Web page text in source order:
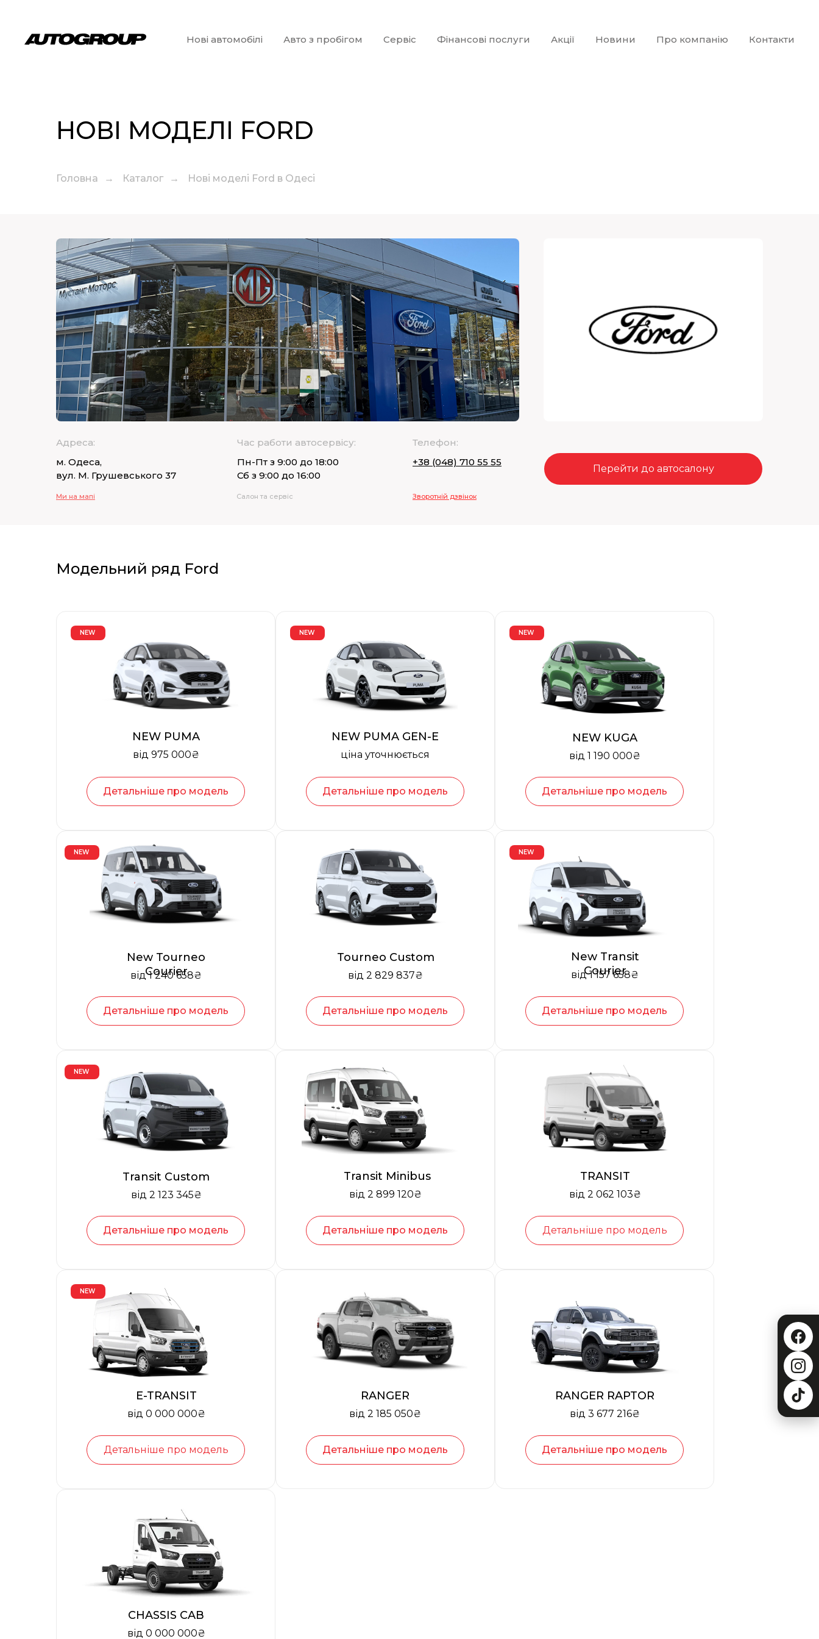
Нові автомобілі Авто з пробігом Сервіс Фінансові послуги Акції Новини Про компанію Контакти
НОВІ МОДЕЛІ FORD
Головна → Каталог → Нові моделі Ford в Одесі
Перейти до автосалону
Салон та сервіс
Пн-Пт з 9:00 до 18:00
Сб з 9:00 до 16:00
Час работи автосервісу:
+38 (048) 710 55 55
Телефон:
Зворотній дзвінок
м. Одеса,
вул. М. Грушевського 37
Адреса:
Ми на мапі
Модельний ряд Ford
Детальніше про модель
NEW PUMA
від 975 000₴
NEW
Детальніше про модель
NEW PUMA GEN-E
ціна уточнюється
NEW
Детальніше про модель
NEW
від 1 190 000₴
NEW KUGA
Детальніше про модель
New Tourneo
Courier
від 1 240 658₴
NEW
Детальніше про модель
Tourneo Custom
від 2 829 837₴
New Transit
Courier
Детальніше про модель
від 1 157 658₴
NEW
Детальніше про модель
Transit Custom
від 2 123 345₴
NEW
Transit Minibus
Детальніше про модель
від 2 899 120₴
TRANSIT
Детальніше про модель
від 2 062 103₴
E-TRANSIT
Детальніше про модель
від 0 000 000₴
NEW
Детальніше про модель
RANGER
від 2 185 050₴
Детальніше про модель
RANGER RAPTOR
від 3 677 216₴
CHASSIS CAB
від 0 000 000₴